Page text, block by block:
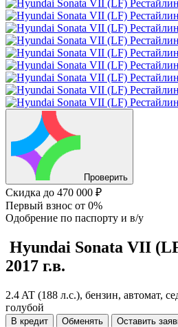
Проверить
Скидка до 470 000 ₽
Первый взнос от 0%
Одобрение по паспорту и в/у
Hyundai Sonata VII
2017 г.в.
2.4 AT (188 л.с.), бензин, автомат,
голубой
В кредит Обменять Оставить